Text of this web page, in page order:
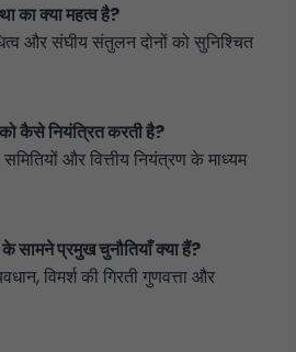
का क्या महत्व है?
और संघीय संतुलन दोनों को सुनिश्चित
को कैसे नियंत्रित करती है?
और वित्तीय नियंत्रण के माध्यम
सामने प्रमुख चुनौतियाँ क्या हैं?
विमर्श की गिरती गुणवत्ता और